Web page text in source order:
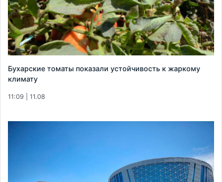
Бухарские томаты показали устойчивость к жаркому
климату
11:09 | 11.08